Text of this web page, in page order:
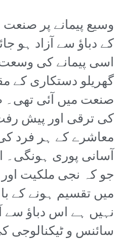
وسیع پیمانے پر
کے دباؤ سے آزاد ہو
اسی پیمانے کی
گھریلو دستکاری کے
صنعت میں آئی
کی ترقی اور پیش
معاشرے کے ہر فرد
آسانی پوری
جو کہ نجی ملکیت
میں تقسیم ہونے کے
نہیں ہے اس دباؤ سے
سائنس و ٹیکنالوجی